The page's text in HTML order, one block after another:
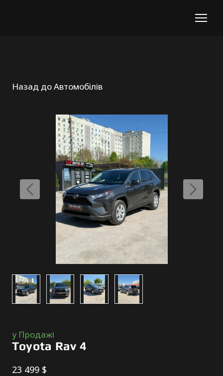
Назад до Автомобілів
у Продажі
Toyota Rav 4
23 499 $